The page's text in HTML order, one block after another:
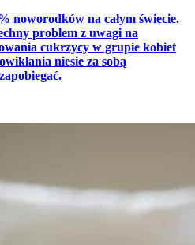
noworodków na całym świecie.
problem z uwagi na
cukrzycy w grupie kobiet
niesie za sobą